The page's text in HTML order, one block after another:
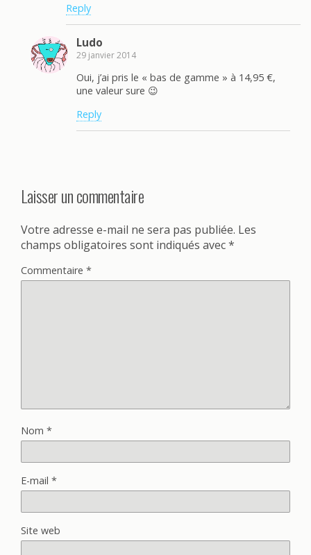
Reply
Ludo
29 janvier 2014
Oui, j’ai pris le « bas de gamme » à 14,95 €,
une valeur sure 😉
Reply
Laisser un commentaire
Votre adresse e-mail ne sera pas publiée. Les
champs obligatoires sont indiqués avec*
Commentaire *
Nom *
E-mail *
Site web